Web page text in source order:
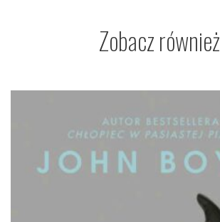
Zobacz również